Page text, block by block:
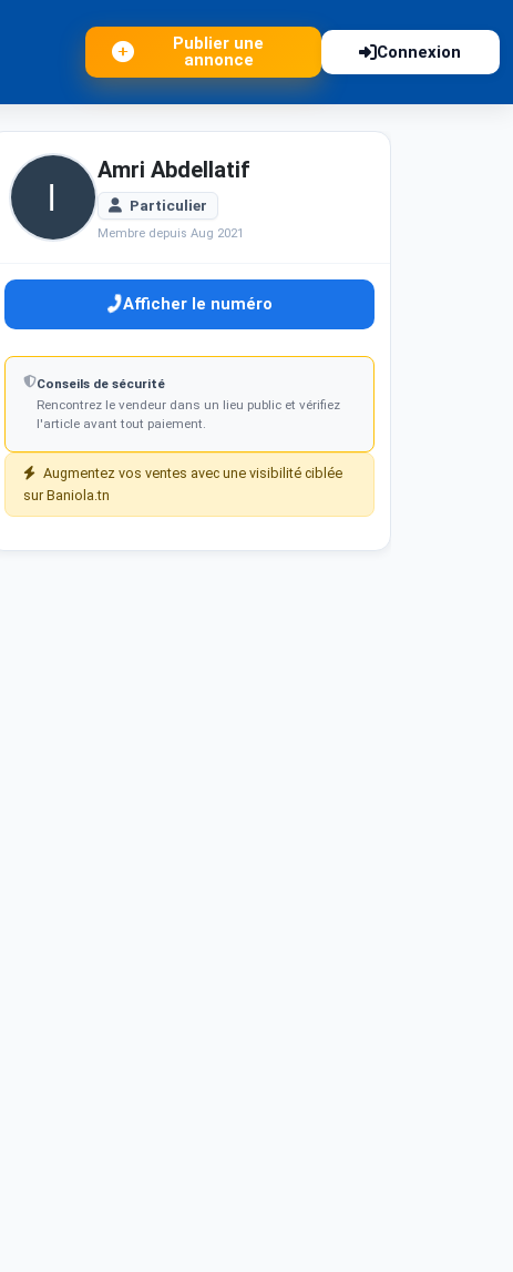
Publier une
annonce
Connexion
Amri Abdellatif
Particulier
Membre depuis Aug 2021
Afficher le numéro
Conseils de sécurité
Rencontrez le vendeur dans un lieu public et vérifiez
l'article avant tout paiement.
Augmentez vos ventes avec une visibilité ciblée
sur Baniola.tn